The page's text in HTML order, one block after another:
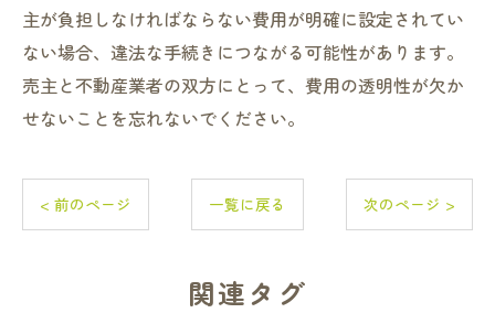
主が負担しなければならない費用が明確に設定されてい
ない場合、違法な手続きにつながる可能性があります。
売主と不動産業者の双方にとって、費用の透明性が欠か
せないことを忘れないでください。
< 前のページ 一覧に戻る 次のページ >
関連タグ